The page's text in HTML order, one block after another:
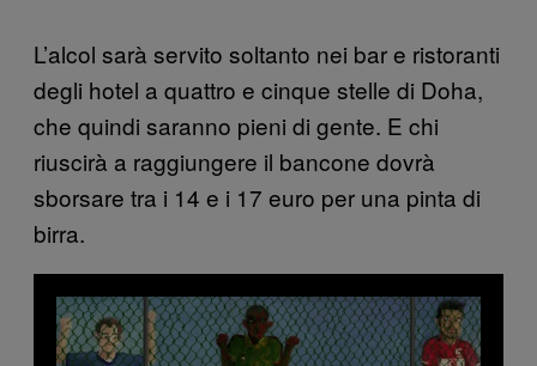
L’alcol sarà servito soltanto nei bar e ristoranti
degli hotel a quattro e cinque stelle di Doha,
che quindi saranno pieni di gente. E chi
riuscirà a raggiungere il bancone dovrà
sborsare tra i 14 e i 17 euro per una pinta di
birra.